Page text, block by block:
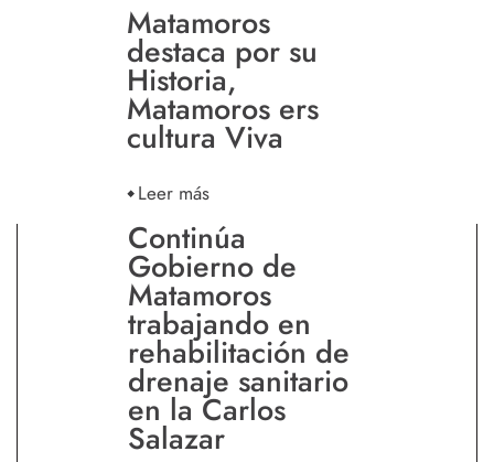
Matamoros
destaca por su
Historia,
Matamoros ers
cultura Viva
Leer más
Continúa
Gobierno de
Matamoros
trabajando en
rehabilitación de
drenaje sanitario
en la Carlos
Salazar